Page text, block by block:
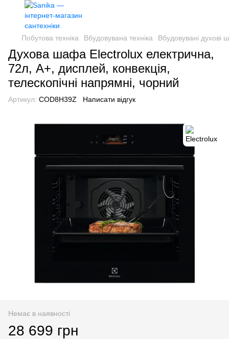
Побутова техніка Вбудовувана техніка Вбудовувані духові
Духова шафа Electrolux електрична,
72л, A+, дисплей, конвекція,
телескопічні напрямні, чорний
Артикул: COD8H39Z Написати відгук
Немає в наявності
28 699 грн